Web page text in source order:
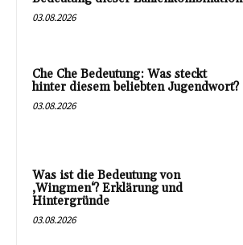
03.08.2026
Che Che Bedeutung: Was steckt
hinter diesem beliebten Jugendwort?
03.08.2026
Was ist die Bedeutung von
‚Wingmen‘? Erklärung und
Hintergründe
03.08.2026